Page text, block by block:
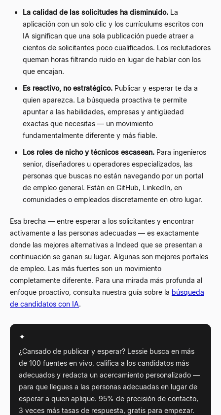
La calidad de las solicitudes ha disminuido. La
aplicación con un solo clic y los currículums escritos con
IA significan que una sola publicación puede atraer a
cientos de solicitantes poco cualificados. Los reclutadores
queman horas filtrando ruido en lugar de hablar con los
que encajan.
Es reactivo, no estratégico. Publicar y esperar te da a
quien aparezca. La búsqueda proactiva te permite
apuntar a las habilidades, empresas y antigüedad
exactas que necesitas — un movimiento
fundamentalmente diferente y más fiable.
Los roles de nicho y técnicos escasean. Para ingenieros
senior, diseñadores u operadores especializados, las
personas que buscas no están navegando por un portal
de empleo general. Están en GitHub, LinkedIn, en
comunidades o empleados discretamente en otro lugar.
Esa brecha — entre esperar a los solicitantes y encontrar
activamente a las personas adecuadas — es exactamente
donde las mejores alternativas a Indeed que se presentan a
continuación se ganan su lugar. Algunas son mejores portales
de empleo. Las más fuertes son un movimiento
completamente diferente. Para una mirada más profunda al
enfoque proactivo, consulta nuestra guía sobre la búsqueda
de candidatos con IA.
✦
¿Cansado de publicar y esperar? Lessie busca en más
de 100 fuentes en vivo, califica a los candidatos más
adecuados y redacta un acercamiento personalizado —
para que llegues a las personas adecuadas en lugar de
esperar a quien aplique. 95% de precisión de contacto,
3 veces más tasas de respuesta, gratis para empezar.